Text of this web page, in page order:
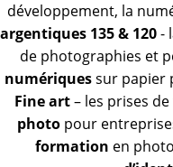
développement, la
argentiques 135 & 120-
de photographies et
numériquessur papier
Fine art– les prises
photo pour
formation en